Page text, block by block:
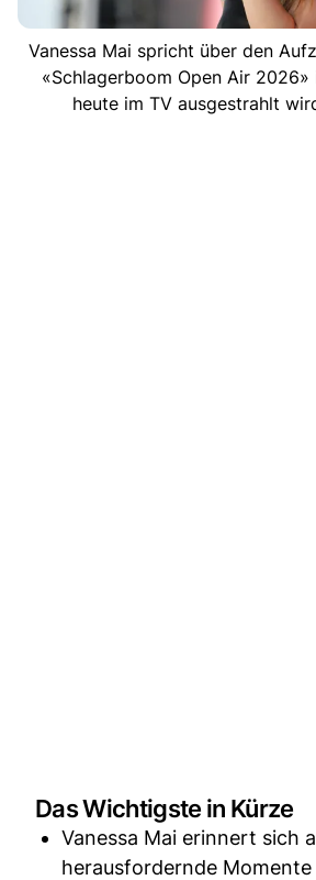
Vanessa Mai spricht über den
«Schlagerboom Open Air
heute im TV ausgestrahlt
Das Wichtigste in Kürze
Vanessa Mai erinnert sich
herausfordernde Momente